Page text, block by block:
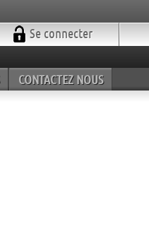
Se connecter
CONTACTEZ NOUS